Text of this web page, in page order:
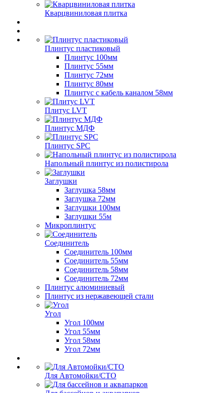
Кварцвиниловая плитка
Плинтус пластиковый
Плинтус 100мм
Плинтус 55мм
Плинтус 72мм
Плинтус 80мм
Плинтус с кабель каналом 58мм
Плитус LVT
Плинтус МДФ
Плинтус SPC
Напольный плинтус из полистирола
Заглушки
Заглушка 58мм
Заглушка 72мм
Заглушки 100мм
Заглушки 55м
Микроплинтус
Соединитель
Соединитель 100мм
Соединитель 55мм
Соединитель 58мм
Соединитель 72мм
Плинтус алюминиевый
Плинтус из нержавеющей стали
Угол
Угол 100мм
Угол 55мм
Угол 58мм
Угол 72мм
Для Автомойки/СТО